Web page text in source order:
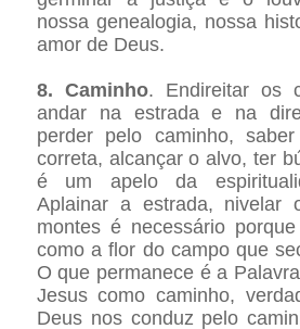
nossa genealogia, nossa
amor de Deus.
8. Caminho. Endireitar os
andar na estrada e na
perder pelo caminho,
correta, alcançar o alvo, ter
é um apelo da
Aplainar a estrada, nivelar
montes é necessário
como a flor do campo que
O que permanece é a
Jesus como caminho,
Deus nos conduz pelo